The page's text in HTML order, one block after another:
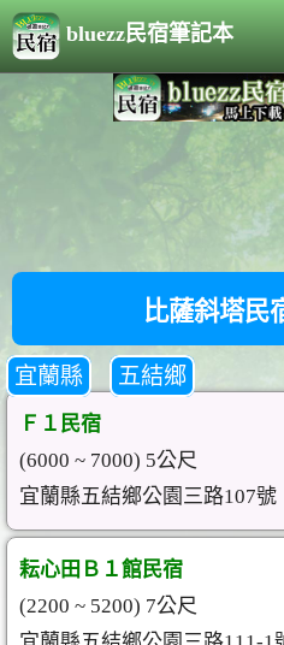
bluezz民宿筆記本
比薩斜塔民
宜蘭縣 五結鄉
Ｆ１民宿
(6000 ~ 7000) 5公尺
宜蘭縣五結鄉公園三路107號
耘心田Ｂ１館民宿
(2200 ~ 5200) 7公尺